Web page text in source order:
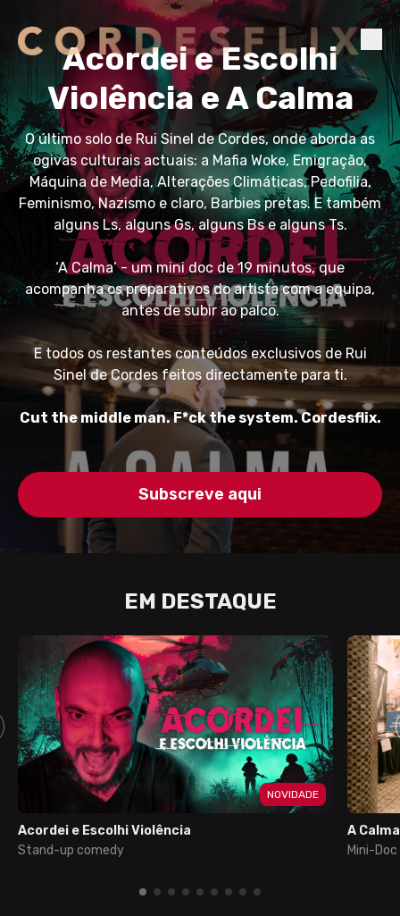
Acordei e Escolhi
Violência e A Calma
O último solo de Rui Sinel de Cordes, onde aborda as
ogivas culturais actuais: a Mafia Woke, Emigração,
Máquina de Media, Alterações Climáticas, Pedofilia,
Feminismo, Nazismo e claro, Barbies pretas. E também
alguns Ls, alguns Gs, alguns Bs e alguns Ts.
‘A Calma’ - um mini doc de 19 minutos, que
acompanha os preparativos do artista com a equipa,
antes de subir ao palco.
E todos os restantes conteúdos exclusivos de Rui
Sinel de Cordes feitos directamente para ti.
Cut the middle man. F*ck the system. Cordesflix.
Subscreve aqui
EM DESTAQUE
NOVIDADE
Acordei e Escolhi Violência
Stand-up comedy
A Calma
Mini-